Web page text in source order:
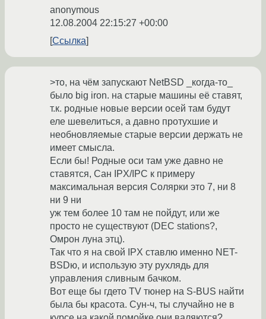
anonymous
12.08.2004 22:15:27 +00:00
Ссылка
>то, на чём запускают NetBSD _когда-то_
было big iron. на старые машины её ставят,
т.к. родные новые версии осей там будут
еле шевелиться, а давно протухшие и
необновляемые старые версии держать не
имеет смысла.
Если бы! Родные оси там уже давно не
ставятся, Сан IPX/IPC к примеру
максимальная версия Солярки это 7, ни 8
ни 9 ни
уж тем более 10 там не пойдут, или же
просто не существуют (DEC stations?,
Омрон луна этц).
Так что я на свой IPX ставлю именно NET-
BSDю, и использую эту рухлядь для
управления сливным бачком.
Вот еще бы гдето TV тюнер на S-BUS найти
была бы красота. Сун-ч, ты случайно не в